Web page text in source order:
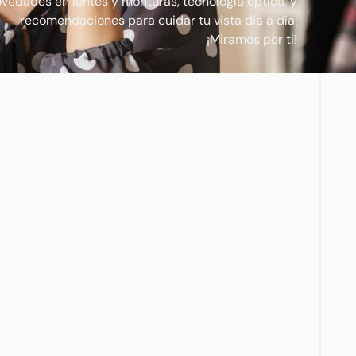
recomendaciones para cuidar tu vista día a día.
¡Miramos por ti!